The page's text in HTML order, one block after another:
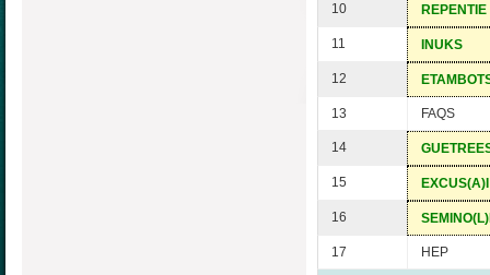
10 REPENTIE
11 INUKS
12
13 FAQS
14
15 EXCUS(A)I
16
17 HEP